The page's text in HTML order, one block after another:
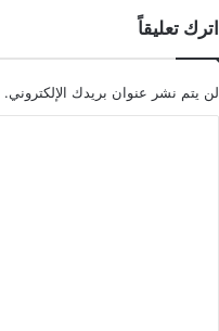
اترك تعليقاً
لن يتم نشر عنوان بريدك الإلكتروني.